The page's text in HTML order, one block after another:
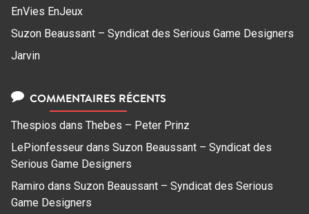
EnVies EnJeux
Suzon Beaussant – Syndicat des Serious Game Designers
Jarvin
COMMENTAIRES RÉCENTS
Thespios dans Thebes – Peter Prinz
LePionfesseur dans Suzon Beaussant – Syndicat des
Serious Game Designers
Ramiro dans Suzon Beaussant – Syndicat des Serious
Game Designers